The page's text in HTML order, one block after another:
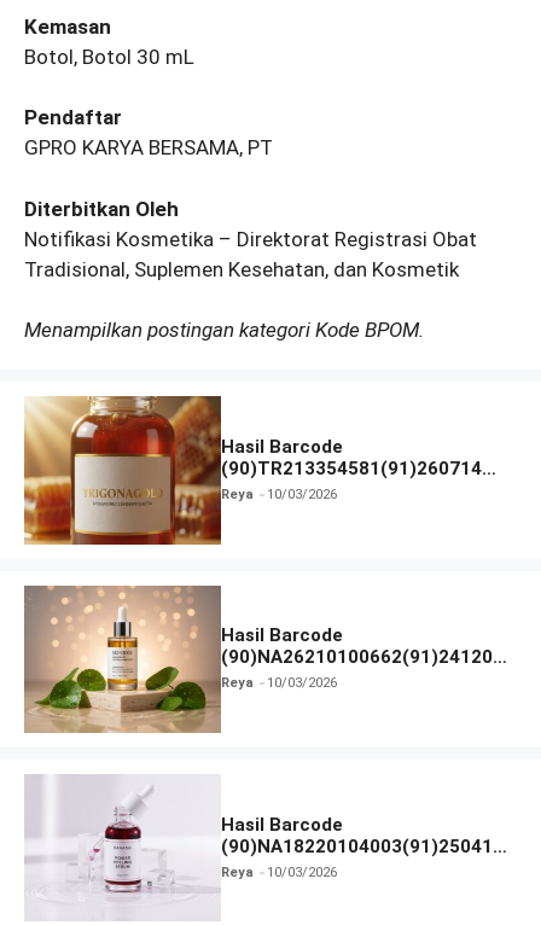
Kemasan
Botol, Botol 30 mL
Pendaftar
GPRO KARYA BERSAMA, PT
Diterbitkan Oleh
Notifikasi Kosmetika – Direktorat Registrasi Obat
Tradisional, Suplemen Kesehatan, dan Kosmetik
Menampilkan postingan kategori Kode BPOM.
Hasil Barcode
(90)TR213354581(91)260714
dan Izin BPOM
Reya 10/03/2026
Hasil Barcode
(90)NA26210100662(91)241203
dan Izin BPOM
Reya 10/03/2026
Hasil Barcode
(90)NA18220104003(91)250418
dan Izin BPOM
Reya 10/03/2026